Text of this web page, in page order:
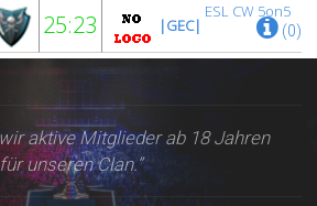
ESL CW 5on5
25:23 |GEC| (0)
aktive Mitglieder ab 18 Jahren
für unseren Clan.”